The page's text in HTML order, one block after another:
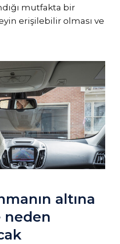
mutfakta bir
erişilebilir olması ve
altına
neden